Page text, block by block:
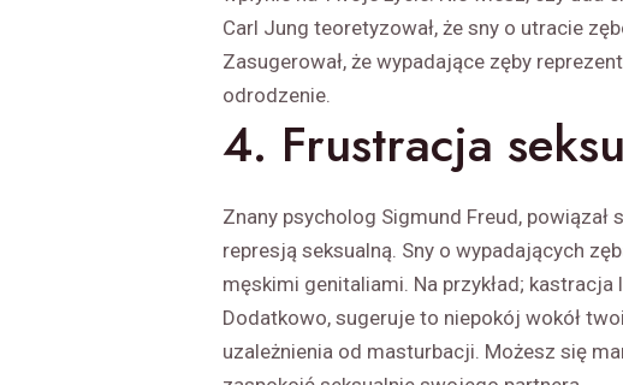
Carl Jung teoretyzował, że sny o utracie
Zasugerował, że wypadające zęby
odrodzenie.
4. Frustracja
Znany psycholog Sigmund Freud,
represją seksualną. Sny o wypadających
męskimi genitaliami. Na przykład; kastracja
Dodatkowo, sugeruje to niepokój wokół
uzależnienia od masturbacji. Możesz się